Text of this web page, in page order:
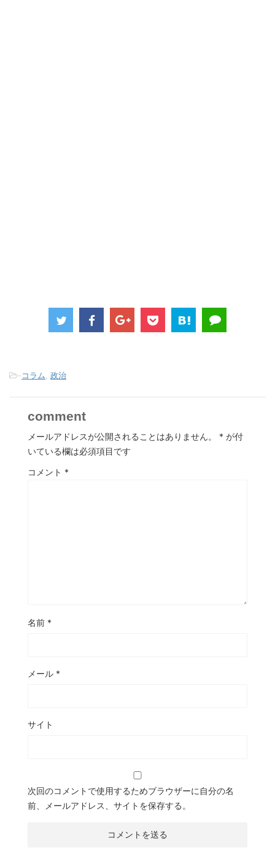
-コラム 政治
comment
メールアドレスが公開されることはありません。 * が付
いている欄は必須項目です
コメント *
名前 *
メール *
サイト
次回のコメントで使用するためブラウザーに自分の名
前、メールアドレス、サイトを保存する。